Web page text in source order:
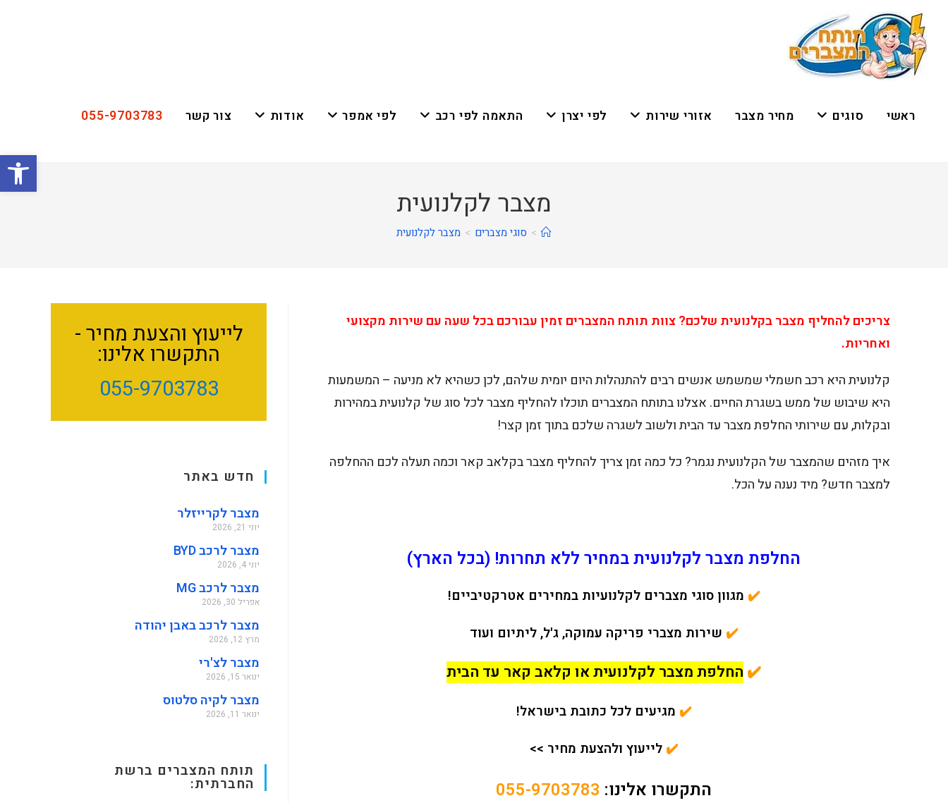
ראשי סוגים מחיר מצבר אזורי שירות לפי יצרן התאמה לפי רכב לפי אמפר אודות צור קשר 055-9703783
מצבר לקלנועית
> סוגי מצברים > מצבר לקלנועית
צריכים להחליף מצבר בקלנועית שלכם? צוות תותח המצברים זמין עבורכם בכל שעה עם שירות מקצועי
ואחריות.
קלנועית היא רכב חשמלי שמשמש אנשים רבים להתנהלות היום יומית שלהם, לכן כשהיא לא מניעה – המשמעות
היא שיבוש של ממש בשגרת החיים. אצלנו בתותח המצברים תוכלו להחליף מצבר לכל סוג של קלנועית במהירות
ובקלות, עם שירותי החלפת מצבר עד הבית ולשוב לשגרה שלכם בתוך זמן קצר!
איך מזהים שהמצבר של הקלנועית נגמר? כל כמה זמן צריך להחליף מצבר בקלאב קאר וכמה תעלה לכם ההחלפה
למצבר חדש? מיד נענה על הכל.
החלפת מצבר לקלנועית במחיר ללא תחרות! (בכל הארץ)
✔️ מגוון סוגי מצברים לקלנועיות במחירים אטרקטיביים!
✔️ שירות מצברי פריקה עמוקה, ג'ל, ליתיום ועוד
✔️ החלפת מצבר לקלנועית או קלאב קאר עד הבית
✔️ מגיעים לכל כתובת בישראל!
✔️ לייעוץ ולהצעת מחיר >>
התקשרו אלינו: 055-9703783
לייעוץ והצעת מחיר -
התקשרו אלינו:
055-9703783
חדש באתר
מצבר לקרייזלר
יוני 21, 2026
מצבר לרכב BYD
יוני 4, 2026
מצבר לרכב MG
אפריל 30, 2026
מצבר לרכב באבן יהודה
מרץ 12, 2026
מצבר לצ'רי
ינואר 15, 2026
מצבר לקיה סלטוס
ינואר 11, 2026
תותח המצברים ברשת
החברתית: